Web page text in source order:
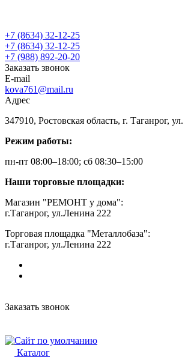
+7 (8634) 32-12-25
+7 (8634) 32-12-25
+7 (988) 892-20-20
Заказать звонок
E-mail
kova761@mail.ru
Адрес
347910, Ростовская область, г. Таганрог,
Режим работы:
пн-пт 08:00–18:00; сб 08:30–15:00
Наши торговые площадки:
Магазин "РЕМОНТ у дома":
г.Таганрог, ул.Ленина 222
Торговая площадка "Металлобаза":
г.Таганрог, ул.Ленина 222
Заказать звонок
Каталог